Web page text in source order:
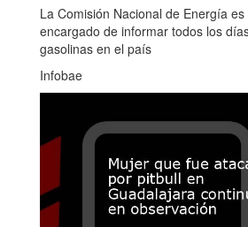
La Comisión Nacional de Energía
encargado de informar todos los
gasolinas en el país
Infobae